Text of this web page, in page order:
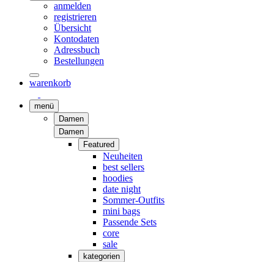
anmelden
registrieren
Übersicht
Kontodaten
Adressbuch
Bestellungen
warenkorb
menü
Damen
Damen
Featured
Neuheiten
best sellers
hoodies
date night
Sommer-Outfits
mini bags
Passende Sets
core
sale
kategorien